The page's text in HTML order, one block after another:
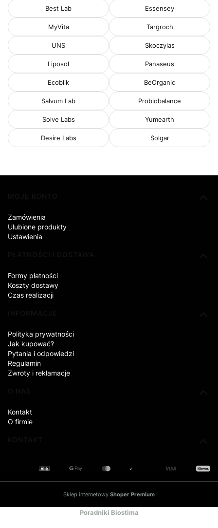
Best Lab Essensey
MyVita Targroch
UNS Skoczylas
Liposol Panaseus
Ecoblik BeOrganic
Salvum Lab Probiobalance
Solve Labs Yumearth
Desire Labs Solgar
Zamówienia
Ulubione produkty
Ustawienia
Formy płatności
Koszty dostawy
Czas realizacji
Polityka prywatności
Jak kupować?
Pytania i odpowiedzi
Regulamin
Zwroty i reklamacje
Kontakt
O firmie
Sklep internetowy Shoper Premium
Poradniki Biostima